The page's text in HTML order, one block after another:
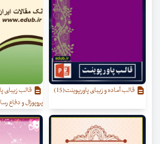
قالب آماده و زیبای پاورپوینت(15)
قالب زیبای
پروپوزال و دفاع